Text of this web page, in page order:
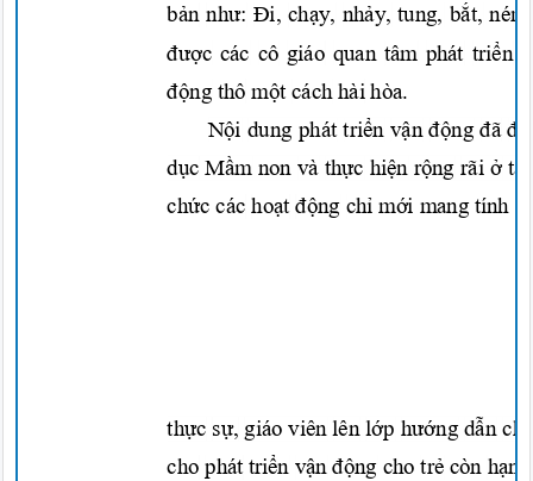
bản như: Đi, chạy, nhảy,tung,bắt,
đượccác cô giáo quan tâm phát triển
độngthômộtcách hài hòa.
Nộidung pháttriển vận động đã
dục Mầm non và thực hiện rộngrãiở
chức cáchoạt động chỉ mớimang tính
thực sự, giáo viên lên lớp hướng dẫn c
cho phát triển vận động chotrẻ còn hạn